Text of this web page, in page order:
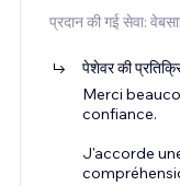
प्रदान की गई सेवा:
पेशेवर की
Merci
confiance.
J'accorde